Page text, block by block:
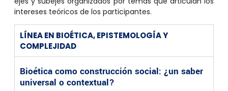
intereses teóricos de los participantes.
LÍNEA EN BIOÉTICA, EPISTEMOLOGÍA Y
COMPLEJIDAD
Bioética como construcción social: ¿un saber
universal o contextual?